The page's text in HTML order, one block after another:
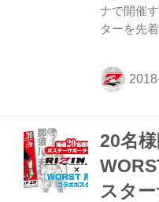
ナで開催
ターを先
『
だける方
は11月18
め切り前
ていただ
締め括り
20名
スタ